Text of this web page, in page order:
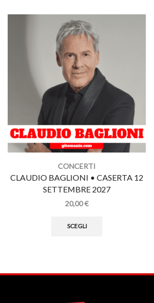
CONCERTI
CLAUDIO BAGLIONI • CASERTA 12
SETTEMBRE 2027
20,00€
SCEGLI